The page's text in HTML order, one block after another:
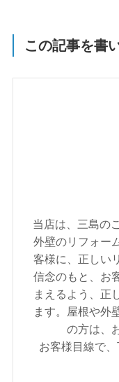
この記事を書
当店は、三島の
外壁のリフォー
客様に、正しい
信念のもと、お
まえるよう、正
ます。屋根や外
の方は、
お客様目線で